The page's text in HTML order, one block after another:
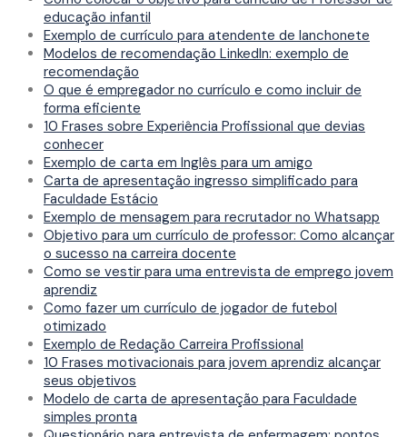
educação infantil
Exemplo de currículo para atendente de lanchonete
Modelos de recomendação LinkedIn: exemplo de
recomendação
O que é empregador no currículo e como incluir de
forma eficiente
10 Frases sobre Experiência Profissional que devias
conhecer
Exemplo de carta em Inglês para um amigo
Carta de apresentação ingresso simplificado para
Faculdade Estácio
Exemplo de mensagem para recrutador no Whatsapp
Objetivo para um currículo de professor: Como alcançar
o sucesso na carreira docente
Como se vestir para uma entrevista de emprego jovem
aprendiz
Como fazer um currículo de jogador de futebol
otimizado
Exemplo de Redação Carreira Profissional
10 Frases motivacionais para jovem aprendiz alcançar
seus objetivos
Modelo de carta de apresentação para Faculdade
simples pronta